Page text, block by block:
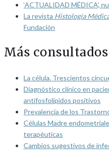
‘ACTUALIDAD MÉDICA’,
La revista Histología
Fundación
Más consultados
La célula. Trescientos
Diagnóstico clínico en
antifosfolípidos positivos
Prevalencia de los
Células Madre
terapéuticas
Cambios sugestivos de